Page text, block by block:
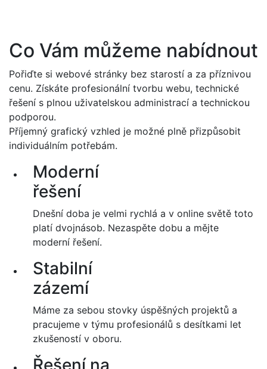
Co Vám můžeme nabídnout
Pořiďte si webové stránky bez starostí a za příznivou
cenu. Získáte profesionální tvorbu webu, technické
řešení s plnou uživatelskou administrací a technickou
podporou.
Příjemný grafický vzhled je možné plně přizpůsobit
individuálním potřebám.
Moderní
řešení
Dnešní doba je velmi rychlá a v online světě toto
platí dvojnásob. Nezaspěte dobu a mějte
moderní řešení.
Stabilní
zázemí
Máme za sebou stovky úspěšných projektů a
pracujeme v týmu profesionálů s desítkami let
zkušeností v oboru.
Řešení na